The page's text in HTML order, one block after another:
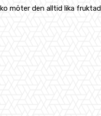
möter den alltid lika